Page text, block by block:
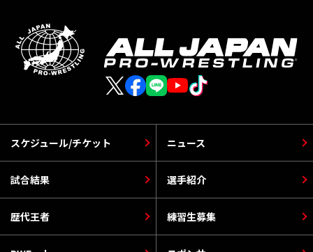
スケジュール/チケット
選手紹介
ニュース
歴代王者
試合結果
練習生募集